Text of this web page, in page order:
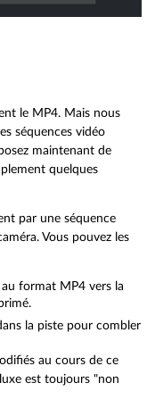
le MP4. Mais nous
séquences vidéo
maintenant de
quelques
par une séquence
Vous pouvez les
format MP4 vers la
la piste pour combler
au cours de ce
est toujours "non